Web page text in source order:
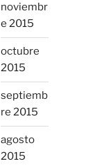
noviembr
e 2015
octubre
2015
septiemb
re 2015
agosto
2015